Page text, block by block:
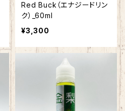
Red Buck（エナジードリン
ク）_60ml
¥3,300